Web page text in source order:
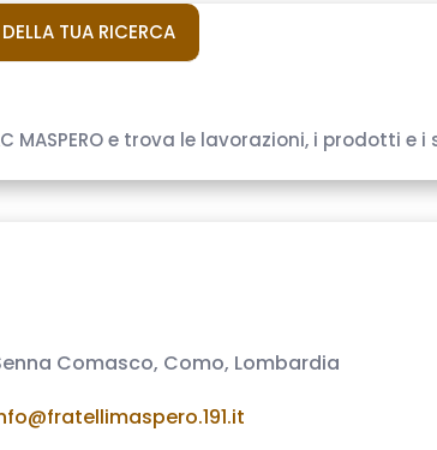
TUA RICERCA
MASPERO e trova le lavorazioni, i prodotti
Comasco, Como, Lombardia